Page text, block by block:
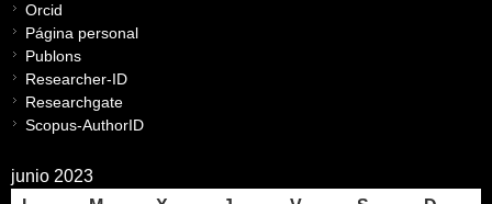
Orcid
Página personal
Publons
Researcher-ID
Researchgate
Scopus-AuthorID
junio 2023